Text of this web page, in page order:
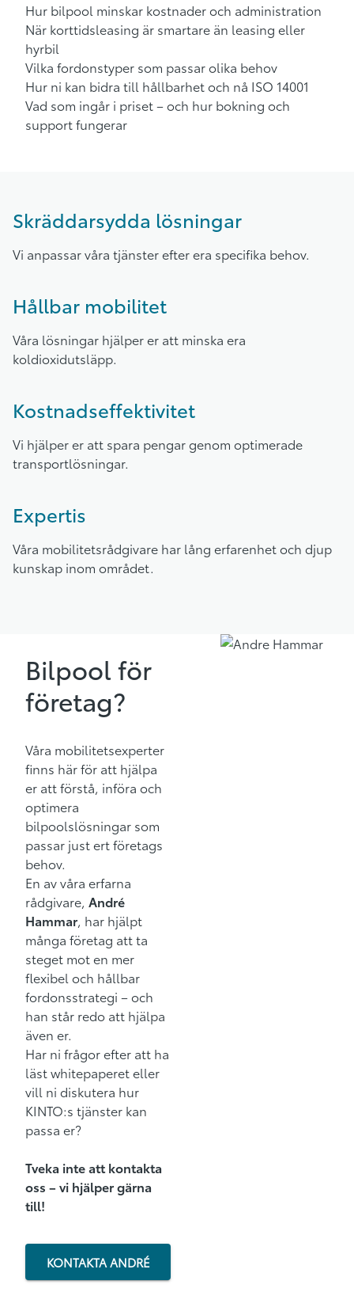
Hur bilpool minskar kostnader och administration
När korttidsleasing är smartare än leasing eller
hyrbil
Vilka fordonstyper som passar olika behov
Hur ni kan bidra till hållbarhet och nå ISO 14001
Vad som ingår i priset – och hur bokning och
support fungerar
Skräddarsydda lösningar
Vi anpassar våra tjänster efter era specifika behov.
Hållbar mobilitet
Våra lösningar hjälper er att minska era
koldioxidutsläpp.
Kostnadseffektivitet
Vi hjälper er att spara pengar genom optimerade
transportlösningar.
Expertis
Våra mobilitetsrådgivare har lång erfarenhet och djup
kunskap inom området.
Bilpool för
företag?
Våra mobilitetsexperter
finns här för att hjälpa
er att förstå, införa och
optimera
bilpoolslösningar som
passar just ert företags
behov.
En av våra erfarna
rådgivare, André
Hammar, har hjälpt
många företag att ta
steget mot en mer
flexibel och hållbar
fordonsstrategi – och
han står redo att hjälpa
även er.
Har ni frågor efter att ha
läst whitepaperet eller
vill ni diskutera hur
KINTO:s tjänster kan
passa er?
Tveka inte att kontakta
oss – vi hjälper gärna
till!
KONTAKTA ANDRÉ